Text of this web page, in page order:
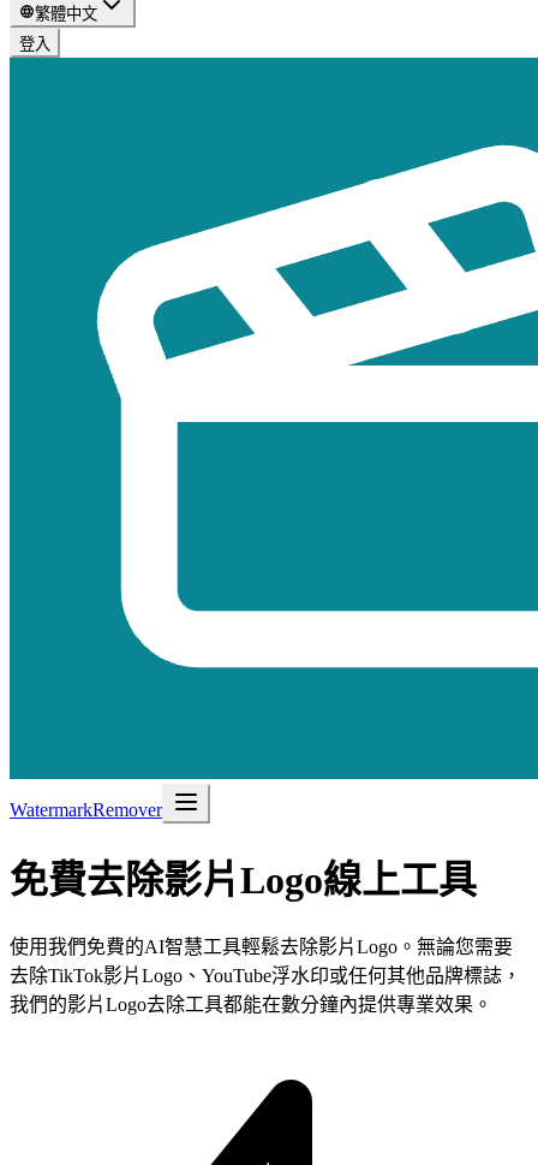
繁體中文
登入
WatermarkRemover
免費去除影片Logo線上工具
使用我們免費的AI智慧工具輕鬆去除影片Logo。無論您需要
去除TikTok影片Logo、YouTube浮水印或任何其他品牌標誌，
我們的影片Logo去除工具都能在數分鐘內提供專業效果。